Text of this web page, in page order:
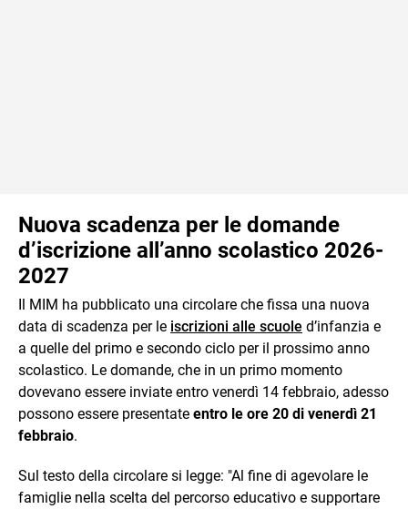
Nuova scadenza per le domande
d’iscrizione all’anno scolastico 2026-
2027
Il MIM ha pubblicato una circolare che fissa una nuova
data di scadenza per le iscrizioni alle scuole d’infanzia e
a quelle del primo e secondo ciclo per il prossimo anno
scolastico. Le domande, che in un primo momento
dovevano essere inviate entro venerdì 14 febbraio, adesso
possono essere presentate entro le ore 20 di venerdì 21
febbraio.
Sul testo della circolare si legge: "Al fine di agevolare le
famiglie nella scelta del percorso educativo e supportare